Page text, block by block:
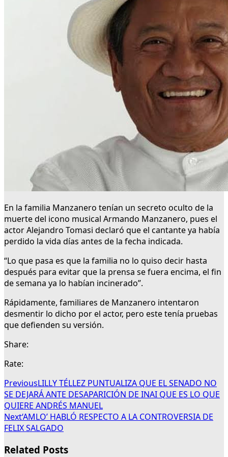
En la familia Manzanero tenían un secreto oculto de la
muerte del icono musical Armando Manzanero, pues el
actor Alejandro Tomasi declaró que el cantante ya había
perdido la vida días antes de la fecha indicada.
“Lo que pasa es que la familia no lo quiso decir hasta
después para evitar que la prensa se fuera encima, el fin
de semana ya lo habían incinerado”.
Rápidamente, familiares de Manzanero intentaron
desmentir lo dicho por el actor, pero este tenía pruebas
que defienden su versión.
Share:
Rate:
PreviousLILLY TÉLLEZ PUNTUALIZA QUE EL SENADO NO
SE DEJARÁ ANTE DESAPARICIÓN DE INAI QUE ES LO QUE
QUIERE ANDRÉS MANUEL
Next‘AMLO’ HABLÓ RESPECTO A LA CONTROVERSIA DE
FELIX SALGADO
Related Posts